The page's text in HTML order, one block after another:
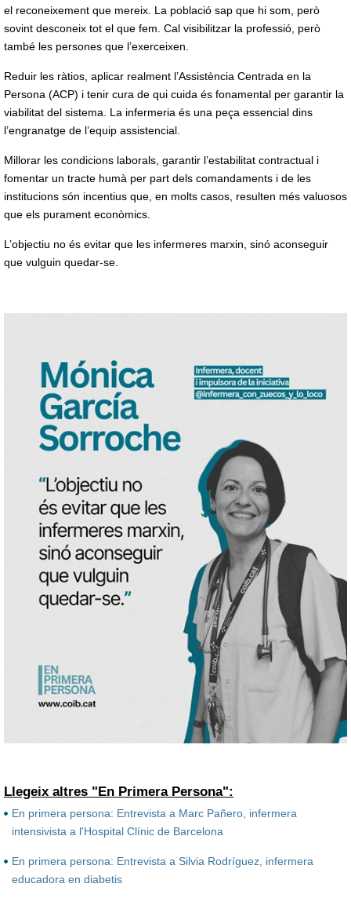
el reconeixement que mereix. La població sap que hi som, però
sovint desconeix tot el que fem. Cal visibilitzar la professió, però
també les persones que l’exerceixen.
Reduir les ràtios, aplicar realment l’Assistència Centrada en la
Persona (ACP) i tenir cura de qui cuida és fonamental per garantir la
viabilitat del sistema. La infermeria és una peça essencial dins
l’engranatge de l’equip assistencial.
Millorar les condicions laborals, garantir l’estabilitat contractual i
fomentar un tracte humà per part dels comandaments i de les
institucions són incentius que, en molts casos, resulten més valuosos
que els purament econòmics.
L’objectiu no és evitar que les infermeres marxin, sinó aconseguir
que vulguin quedar-se.
Llegeix altres "En Primera Persona":
En primera persona: Entrevista a Marc Pañero, infermera
intensivista a l'Hospital Clínic de Barcelona
En primera persona: Entrevista a Silvia Rodríguez, infermera
educadora en diabetis